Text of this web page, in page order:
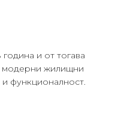
и от тогава
модерни жилищни
и функционалност.